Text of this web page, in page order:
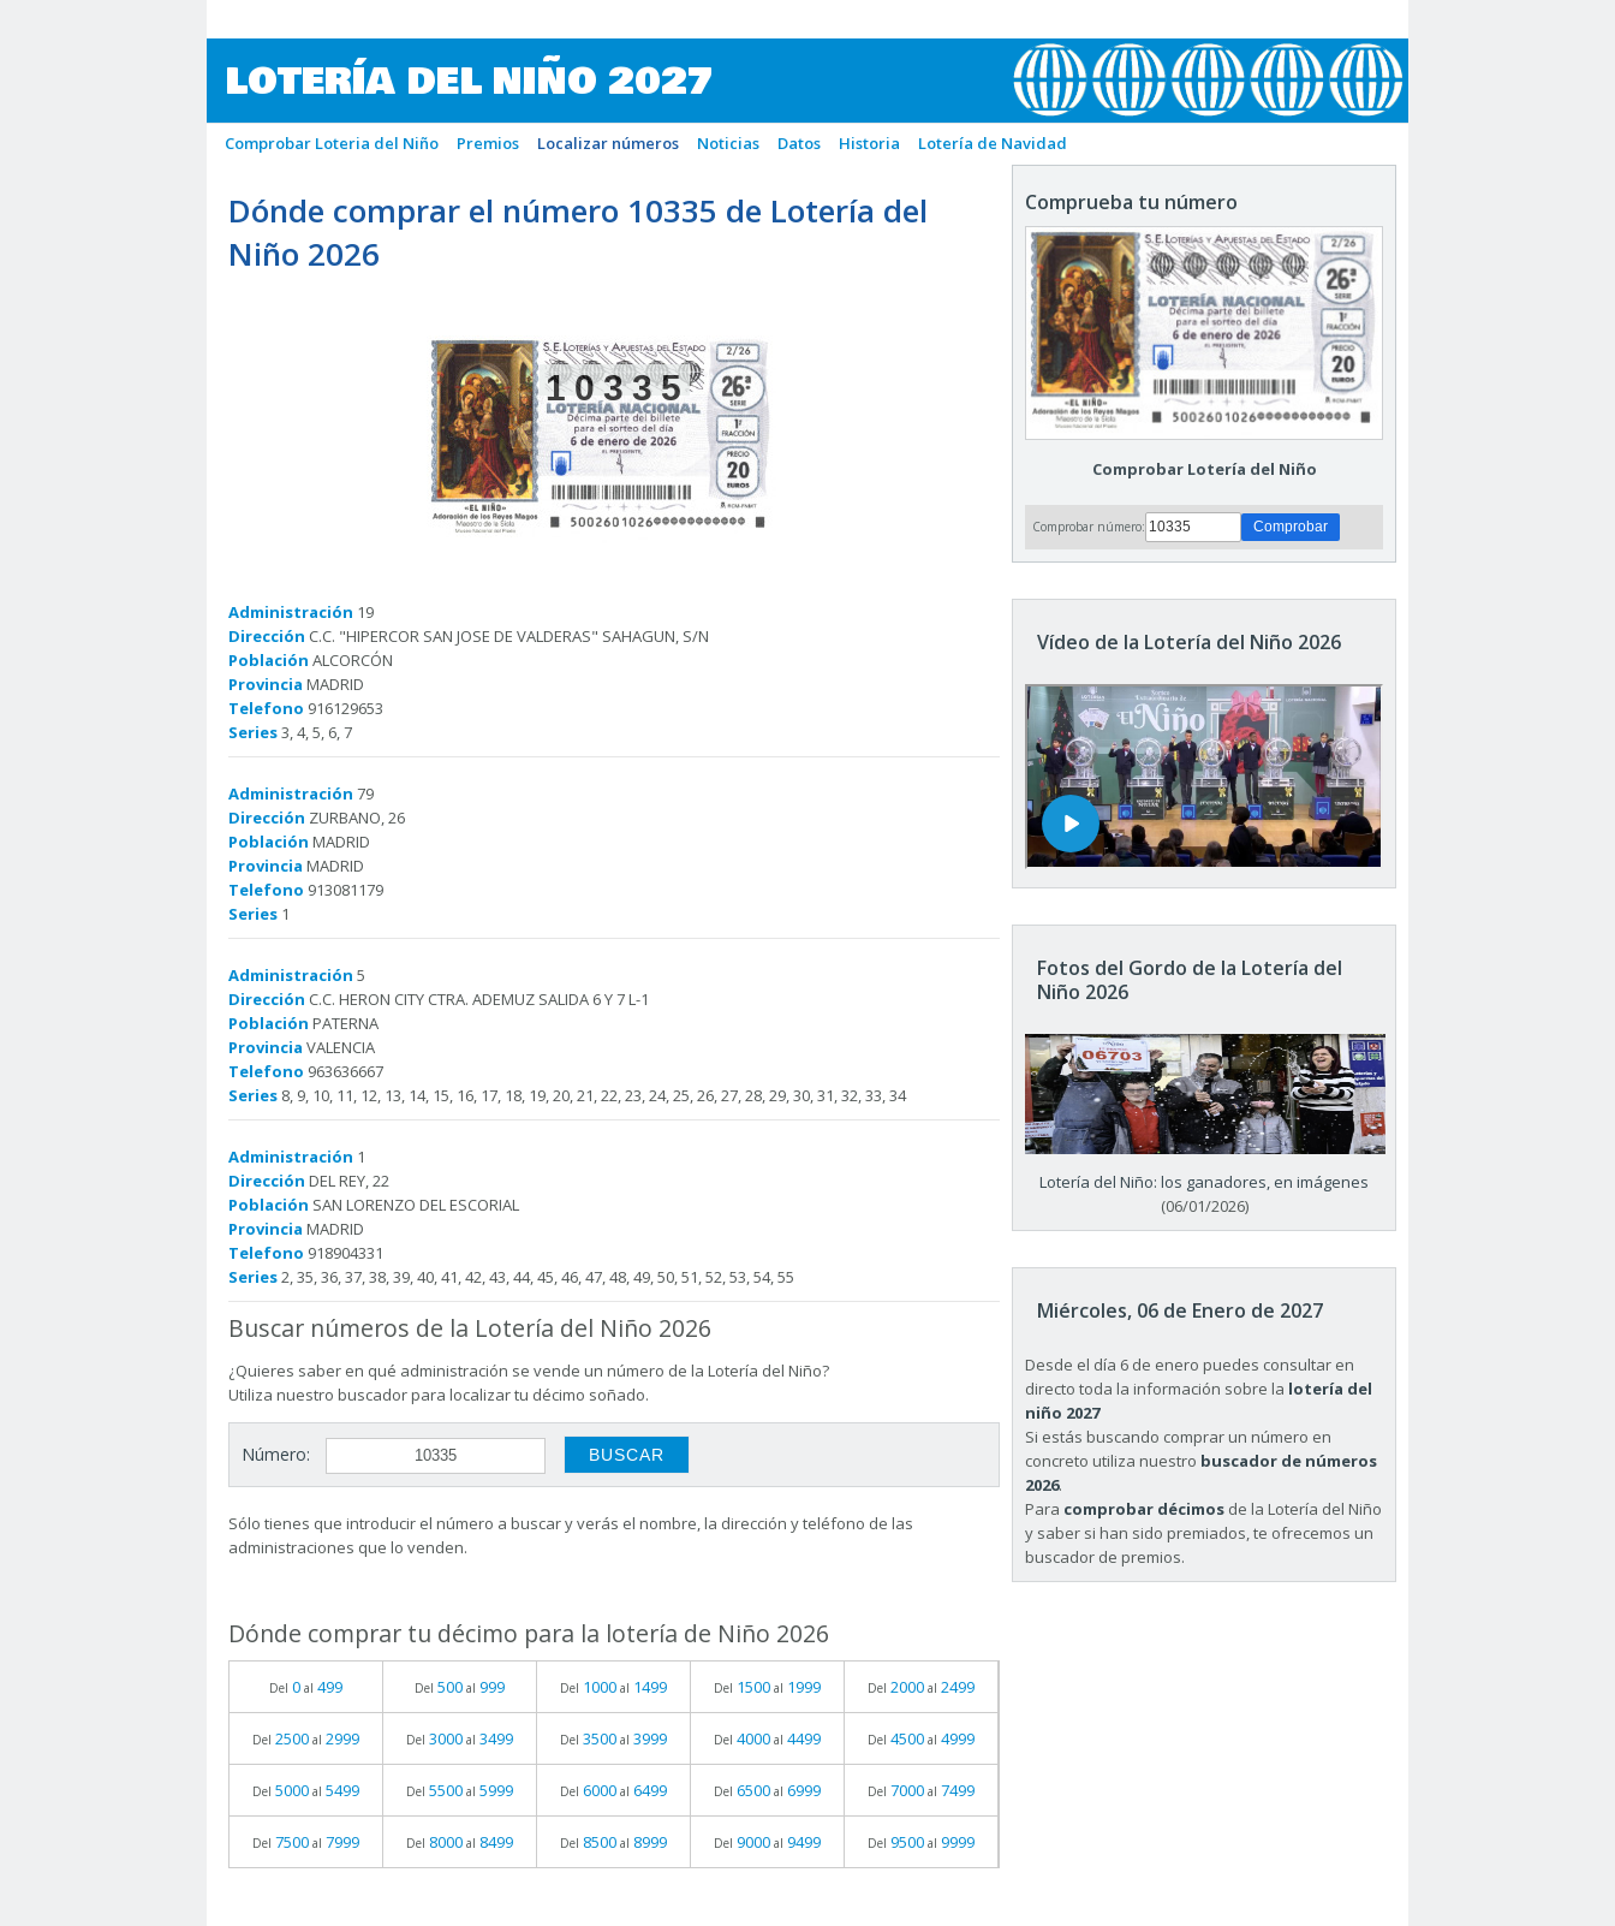
LOTERÍA DEL NIÑO 2027
Comprobar Loteria del Niño Premios Localizar números Noticias Datos Historia Lotería de Navidad
Dónde comprar el número 10335 de Lotería del
Niño 2026
10335
Administración 19
Dirección C.C. "HIPERCOR SAN JOSE DE VALDERAS" SAHAGUN, S/N
Población ALCORCÓN
Provincia MADRID
Telefono 916129653
Series3, 4, 5, 6, 7
Administración 79
Dirección ZURBANO, 26
Población MADRID
Provincia MADRID
Telefono 913081179
Series 1
Administración 5
Dirección C.C. HERON CITY CTRA. ADEMUZ SALIDA 6 Y 7 L-1
Población PATERNA
Provincia VALENCIA
Telefono 963636667
Series 8, 9, 10, 11, 12, 13, 14, 15, 16, 17, 18, 19, 20, 21, 22, 23, 24, 25, 26, 27, 28, 29, 30, 31, 32, 33, 34
Administración 1
Dirección DEL REY, 22
Población SAN LORENZO DEL ESCORIAL
Provincia MADRID
Telefono 918904331
Series2, 35, 36, 37, 38, 39, 40, 41, 42, 43, 44, 45, 46, 47, 48, 49, 50, 51, 52, 53, 54, 55
Buscar números de la Lotería del Niño 2026
¿Quieres saber en qué administración se vende un número de la Lotería del Niño?
Utiliza nuestro buscador para localizar tu décimo soñado.
Número:
Sólo tienes que introducir el número a buscar y verás el nombre, la dirección y teléfono de las
administraciones que lo venden.
Dónde comprar tu décimo para la lotería de Niño 2026
Del 0 al 499 Del 500 al 999 Del 1000 al 1499 Del 1500 al 1999 Del 2000 al 2499
Del 2500 al 2999 Del 3000 al 3499 Del 3500 al 3999 Del 4000 al 4499 Del 4500 al 4999
Del 5000 al 5499 Del 5500 al 5999 Del 6000 al 6499 Del 6500 al 6999 Del 7000 al 7499
Del 7500 al 7999 Del 8000 al 8499 Del 8500 al 8999 Del 9000 al 9499 Del 9500 al 9999
Comprueba tu número
Comprobar Lotería del Niño
Comprobar número:
Vídeo de la Lotería del Niño 2026
Fotos del Gordo de la Lotería del
Niño 2026
Lotería del Niño: los ganadores, en imágenes
(06/01/2026)
Miércoles, 06 de Enero de 2027
Desde el día 6 de enero puedes consultar en
directo toda la información sobre la lotería del
niño 2027
Si estás buscando comprar un número en
concreto utiliza nuestro buscador de números
2026.
Para comprobar décimos de la Lotería del Niño
y saber si han sido premiados, te ofrecemos un
buscador de premios.